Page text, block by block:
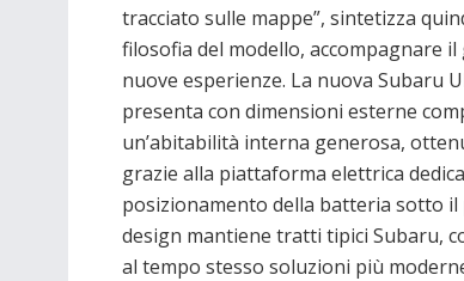
tracciato sulle mappe”, sintetizza
filosofia del modello, accompagnare
nuove esperienze. La nuova Subaru
presenta con dimensioni esterne
un’abitabilità interna generosa,
grazie alla piattaforma elettrica
posizionamento della batteria sotto il
design mantiene tratti tipici Subaru,
al tempo stesso soluzioni più